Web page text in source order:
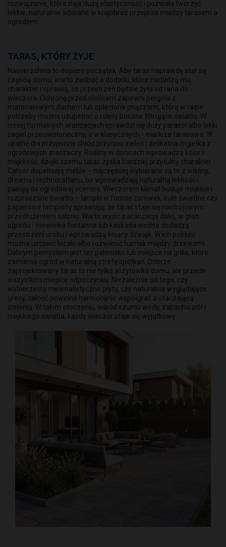
rozwiązanie, które daje dużą elastyczność i pozwala tworzyć
lekkie, naturalnie wpisane w krajobraz przejścia między tarasem a
ogrodem.
TARAS, KTÓRY ŻYJE
Nawierzchnia to dopiero początek. Aby taras naprawdę stał się
częścią domu, warto zadbać o dodatki, które nadadzą mu
charakter i sprawią, że przestrzeń będzie żyła od rana do
wieczora. Ochronę przed słońcem zapewni pergola z
materiałowym dachem lub opleciona pnączami, którą w razie
potrzeby można uzupełnić o rolety boczne filtrujące światło. W
mniej formalnych aranżacjach sprawdzi się duży parasol albo lekki
żagiel przeciwsłoneczny, a w klasycznych - markiza tarasowa. W
upalne dni przyjemny chłód przynosi zieleń i delikatna mgiełka z
ogrodowych zraszaczy. Rośliny w donicach wprowadzą kolor i
miękkość, dzięki czemu taras zyska bardziej przytulny charakter.
Całość dopełniają meble – najczęściej wybierane są te z wikliny,
drewna i technorattanu, bo wprowadzają naturalną lekkość i
pasują do ogrodowej scenerii. Wieczorem klimat buduje miękkie i
rozproszone światło – lampki w formie żarówek, kule świetlne czy
papierowe lampiony sprawiają, że taras staje się nastrojowym
przedłużeniem salonu. Warto wyjść z aranżacją dalej, w głąb
ogrodu - niewielka fontanna lub kaskada wodna dodadzą
przestrzeni uroku i wprowadzą kojący dźwięk. W ich pobliżu
można ustawić leżaki albo rozwiesić hamak między drzewami.
Dobrym pomysłem jest też palenisko lub miejsce na grilla, które
zamienia ogród w naturalną strefę spotkań. Dobrze
zaprojektowany taras to nie tylko wizytówka domu, ale przede
wszystkim miejsce odpoczynku. Niezależnie od tego, czy
wybierzemy minimalistyczne płyty, czy naturalnie wyglądające
gresy, całość powinna harmonijnie współgrać z otaczającą
zielenią. W takim otoczeniu, wśród szumu wody, zapachu ziół i
miękkiego światła, każdy wieczór staje się wyjątkowy.